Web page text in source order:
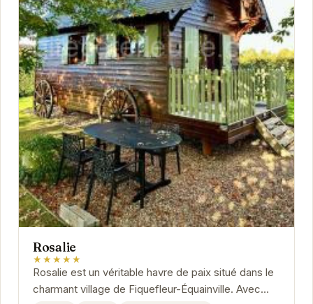
Rosalie
★★★★★
Rosalie est un véritable havre de paix situé dans le
charmant village de Fiquefleur-Équainville. Avec